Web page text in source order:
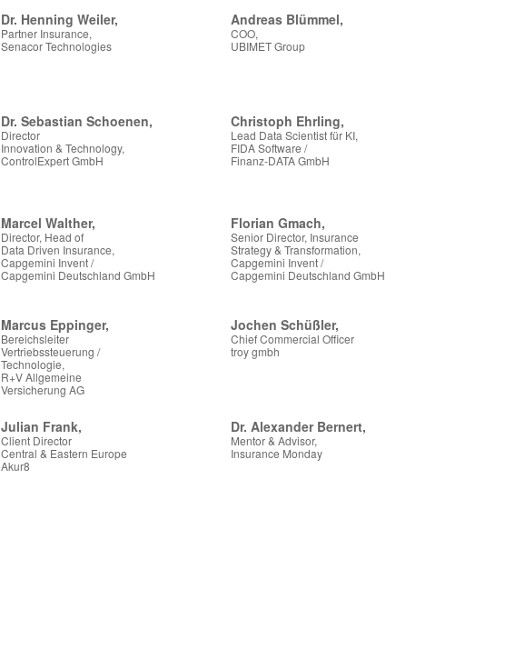
Dr. Henning Weiler,
Partner Insurance,
Senacor Technologies
Andreas Blümmel,
COO,
UBIMET Group
Dr. Sebastian Schoenen,
Director
Innovation & Technology,
ControlExpert GmbH
Christoph Ehrling,
Lead Data Scientist für KI,
FIDA Software /
Finanz-DATA GmbH
Marcel Walther,
Director, Head of
Data Driven Insurance,
Capgemini Invent /
Capgemini Deutschland GmbH
Florian Gmach,
Senior Director, Insurance
Strategy & Transformation,
Capgemini Invent /
Capgemini Deutschland GmbH
Marcus Eppinger,
Bereichsleiter
Vertriebssteuerung /
Technologie,
R+V Allgemeine
Versicherung AG
Jochen Schüßler,
Chief Commercial Officer
troy gmbh
Julian Frank,
Client Director
Central & Eastern Europe
Akur8
Dr. Alexander Bernert,
Mentor & Advisor,
Insurance Monday